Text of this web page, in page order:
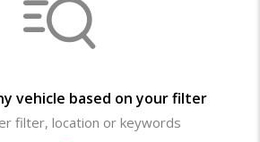
vehicle based on your filter
filter, location or keywords